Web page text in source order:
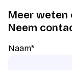
Meer weten
Neem
Naam*